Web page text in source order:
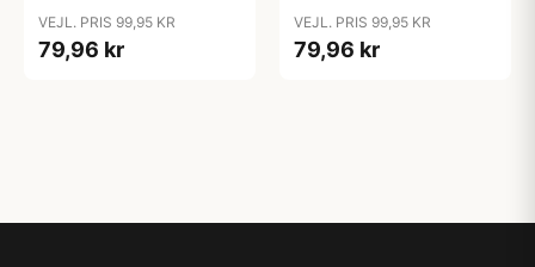
Studio - Baby Pink/Coral
Mix
VEJL. PRIS 99,95 KR
79,96 kr
Studio - Blush Mix
VEJL. PRIS 99,95 KR
79,96 kr